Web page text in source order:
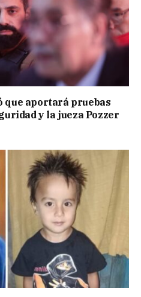
que aportará pruebas
y la jueza Pozzer